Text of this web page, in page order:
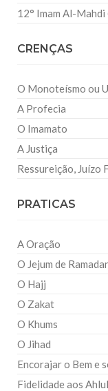
12° Imam Al-Mahdi
CRENÇAS
O Monoteísmo ou
A Profecia
O Imamato
A Justiça
Ressureição, Juízo
PRATICAS
A Oração
O Jejum de
O Hajj
O Zakat
O Khums
O Jihad
Encorajar o Bem e
Fidelidade aos